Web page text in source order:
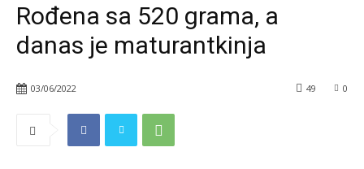
Rođena sa 520 grama, a
danas je maturantkinja
03/06/2022 0
49